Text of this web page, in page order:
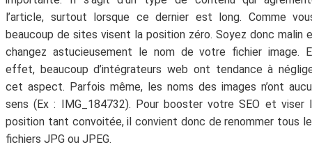
l’article, surtout lorsque ce dernier est long. Comme
beaucoup de sites visent la position zéro. Soyez donc malin
changez astucieusement le nom de votre fichier image.
effet, beaucoup d’intégrateurs web ont tendance à
cet aspect. Parfois même, les noms des images n’ont
sens (Ex : IMG_184732). Pour booster votre SEO et viser
position tant convoitée, il convient donc de renommer tous
fichiers JPG ou JPEG.